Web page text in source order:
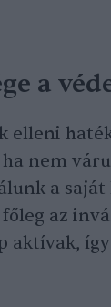
a
elleni
nem
a
az
aktívak,